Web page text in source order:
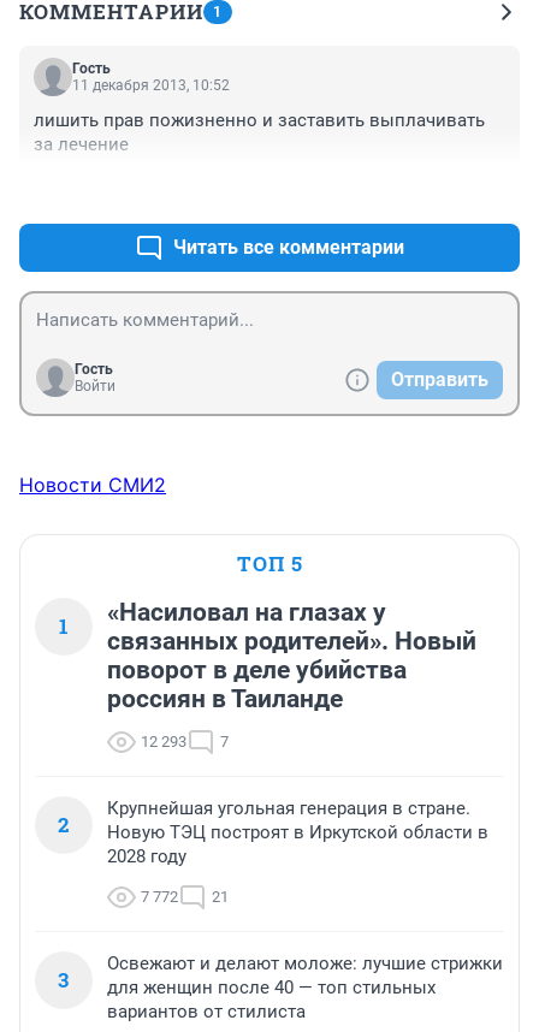
КОММЕНТАРИИ 1
Гость
11 декабря 2013, 10:52
лишить прав пожизненно и заставить выплачивать
Читать все комментарии
Гость
Войти
Отправить
Новости СМИ2
ТОП 5
1
«Насиловал на глазах у
связанных родителей». Новый
поворот в деле убийства
россиян в Таиланде
12 293 7
2
Крупнейшая угольная генерация в стране.
Новую ТЭЦ построят в Иркутской области в
2028 году
7 772 21
3
Освежают и делают моложе: лучшие стрижки
для женщин после 40 — топ стильных
вариантов от стилиста